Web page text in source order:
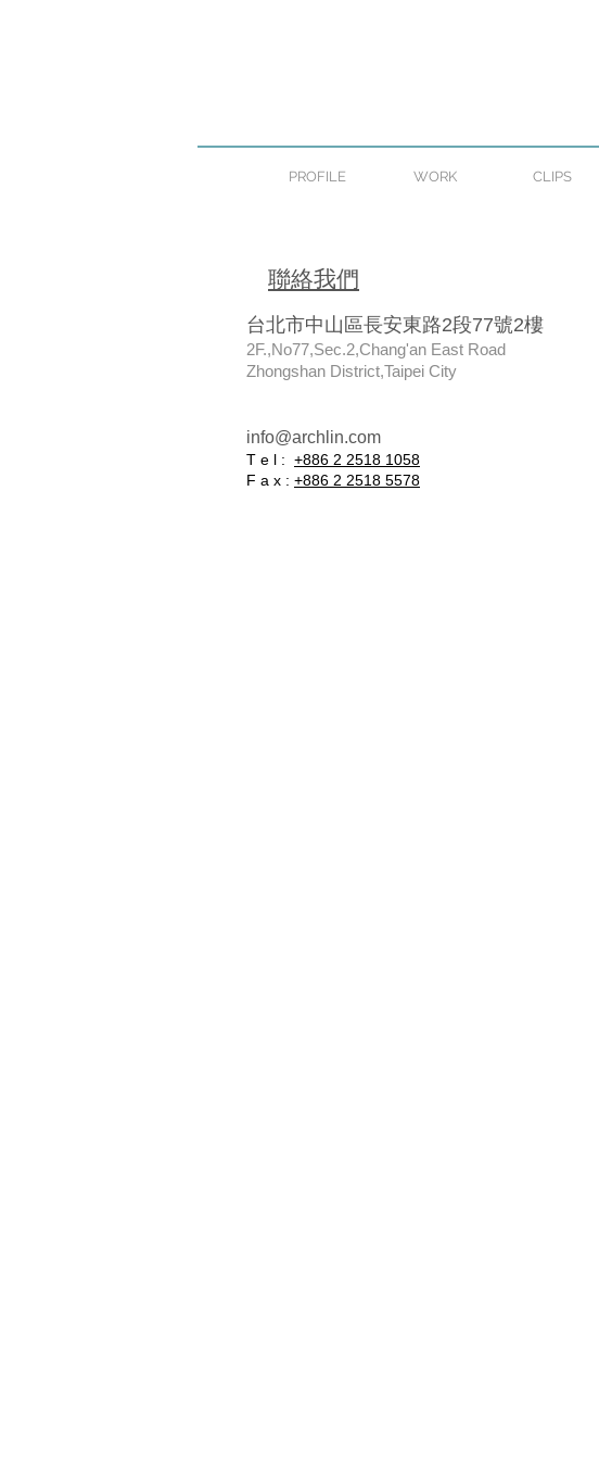
PROFILE WORK CLIPS
​聯絡我們
台北市中山區長安東路2段77號2樓
2F.,No77,Sec.2,Chang'an East Road
Zhongshan District,Taipei City
info@archlin.com
T e l : +886 2 2518 1058
F a x : +886 2 2518 5578